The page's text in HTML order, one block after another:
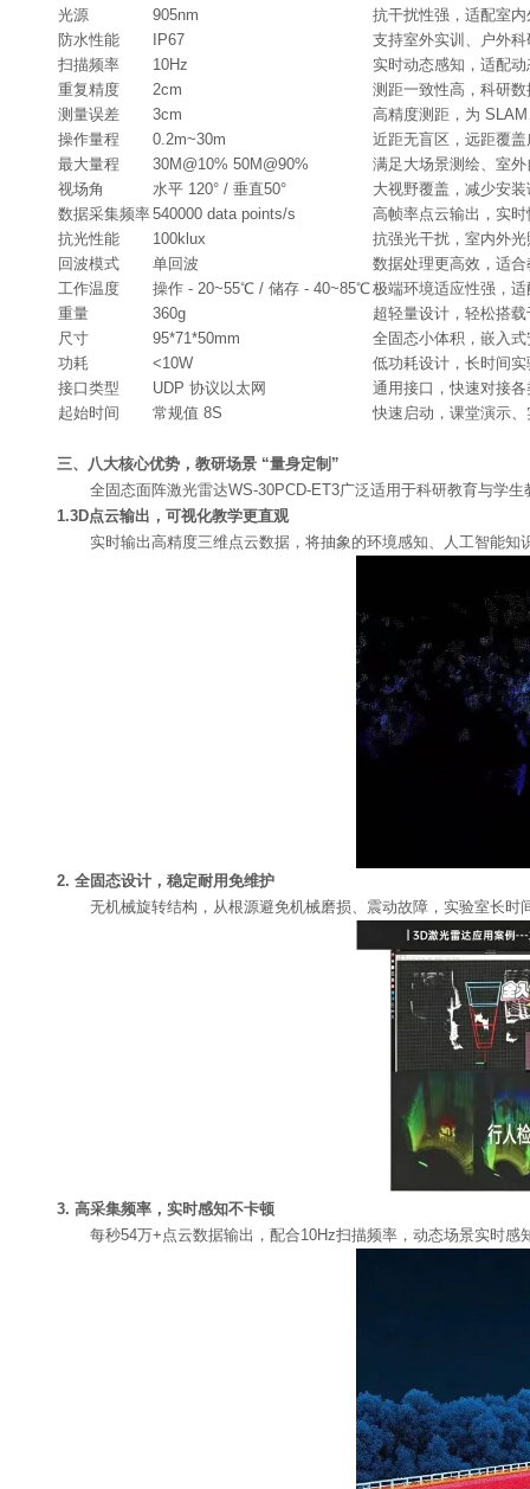
光源
905nm
抗干扰性强，适配室
防水性能
IP67
支持室外实训、户外
扫描频率
10Hz
实时动态感知，适配
重复精度
2cm
测距一致性高，科研
测量误差
3cm
高精度测距，为
操作量程
0.2m~30m
近距无盲区，远距覆
最大量程
30M@10% 50M@90%
满足大场景测绘、室
视场角
水平 120° / 垂直50°
大视野覆盖，减少安
数据采集频率540000 data points/s
高帧率点云输出，实
抗光性能
100klux
抗强光干扰，室内外
回波模式
单回波
数据处理更高效，适
工作温度
操作 - 20~55℃ / 储存 - 40~85℃极端环境适应性强，
重量
360g
超轻量设计，轻松搭
尺寸
95*71*50mm
全固态小体积，嵌入
功耗
<10W
低功耗设计，长时间
接口类型
UDP 协议以太网
通用接口，快速对接
起始时间
常规值 8S 快速启动，课堂演示
三、八大核心优势，教研场景 “量身定制”
全固态面阵激光雷达WS-30PCD-ET3广泛适用于科研教育与学生
1.3D点云输出，可视化教学更直观
实时输出高精度三维点云数据，将抽象的环境感知、人工智能知
2. 全固态设计，稳定耐用免维护
无机械旋转结构，从根源避免机械磨损、震动故障，实验室长时
3. 高采集频率，实时感知不卡顿
每秒54万+点云数据输出，配合10Hz扫描频率，动态场景实时感